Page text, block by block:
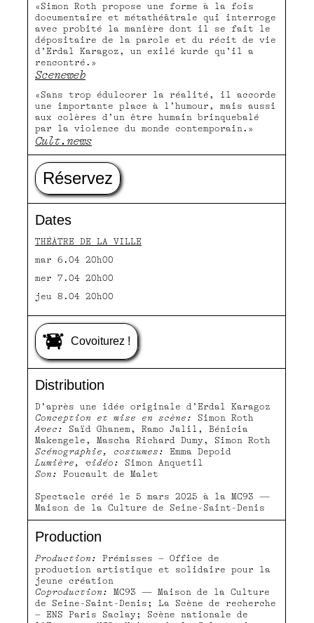
«Simon Roth propose une forme à la fois
documentaire et métathéâtrale qui interroge
avec probité la manière dont il se fait le
dépositaire de la parole et du récit de vie
d’Erdal Karagoz, un exilé kurde qu’il a
rencontré.»
Sceneweb
«Sans trop édulcorer la réalité, il accorde
une importante place à l’humour, mais aussi
aux colères d’un être humain brinquebalé
par la violence du monde contemporain.»
Cult.news
Distribution
D’après une idée originale d’Erdal Karagoz
Conception et mise en scène:
Simon Roth
Avec:
Saïd Ghanem, Ramo Jalil, Bénicia
Makengele, Mascha Richard Dumy, Simon Roth
Scénographie, costumes:
Emma Depoid
Lumière, vidéo:
Simon Anquetil
Son:
Foucault de Malet
Spectacle créé le 5 mars 2025 à la MC93 —
Maison de la Culture de Seine-Saint-Denis
Production
Production:
Prémisses – Office de
production artistique et solidaire pour la
jeune création
Coproduction:
MC93 — Maison de la Culture
de Seine-Saint-Denis; La Scène de recherche
– ENS Paris Saclay; Scène nationale de
Réservez
Dates
THÉÂTRE DE LA VILLE
mar 6.04 20h00
mer 7.04 20h00
jeu 8.04 20h00
Covoiturez !